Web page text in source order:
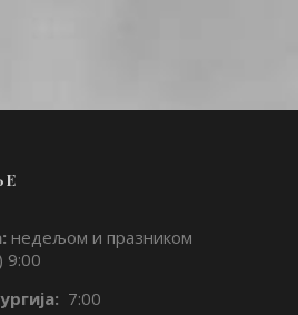
недељом и празником
9:00
7:00